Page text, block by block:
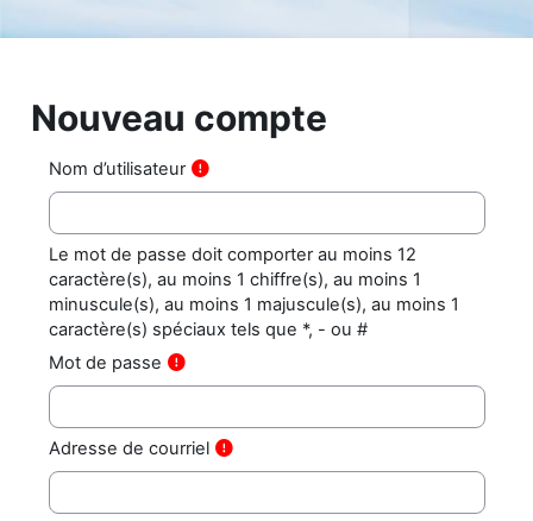
Nouveau compte
Nom d’utilisateur
Le mot de passe doit comporter au moins 12
caractère(s), au moins 1 chiffre(s), au moins 1
minuscule(s), au moins 1 majuscule(s), au moins 1
caractère(s) spéciaux tels que *, - ou #
Mot de passe
Adresse de courriel